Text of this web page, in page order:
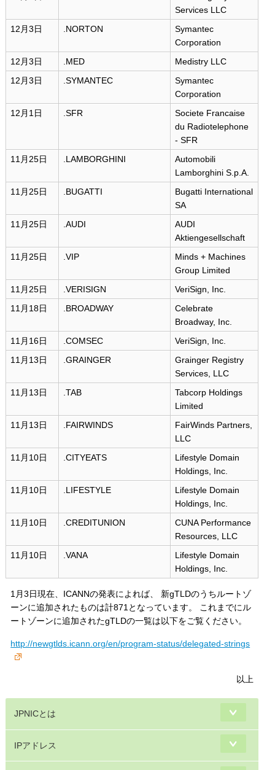
Services LLC
12月3日
.NORTON
Symantec
Corporation
12月3日
.MED
Medistry LLC
12月3日
.SYMANTEC
Symantec
Corporation
12月1日
.SFR
Societe Francaise
du Radiotelephone
- SFR
11月25日
.LAMBORGHINI
Automobili
Lamborghini S.p.A.
11月25日
.BUGATTI
Bugatti International
SA
11月25日
.AUDI
AUDI
Aktiengesellschaft
11月25日
.VIP
Minds + Machines
Group Limited
11月25日
.VERISIGN
VeriSign, Inc.
11月18日
.BROADWAY
Celebrate
Broadway, Inc.
11月16日
.COMSEC
VeriSign, Inc.
11月13日
.GRAINGER
Grainger Registry
Services, LLC
11月13日
.TAB
Tabcorp Holdings
Limited
11月13日
.FAIRWINDS
FairWinds Partners,
LLC
11月10日
.CITYEATS
Lifestyle Domain
Holdings, Inc.
11月10日
.LIFESTYLE
Lifestyle Domain
Holdings, Inc.
11月10日
.CREDITUNION
CUNA Performance
Resources, LLC
11月10日
.VANA
Lifestyle Domain
Holdings, Inc.
1月3日現在、ICANNの発表によれば、 新gTLDのうちルートゾ
ーンに追加されたものは計871となっています。 これまでにル
ートゾーンに追加されたgTLDの一覧は以下をご覧ください。
http://newgtlds.icann.org/en/program-status/delegated-strings
以上
JPNICとは
IPアドレス